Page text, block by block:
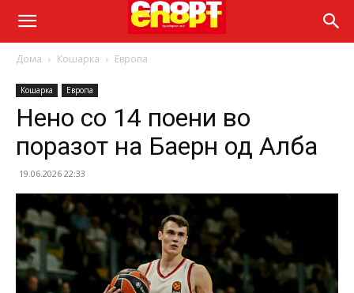
Дома Кошарка Европа
Кошарка Европа
Нено со 14 поени во
поразот на Баерн од Алба
19.06.2026 22:33